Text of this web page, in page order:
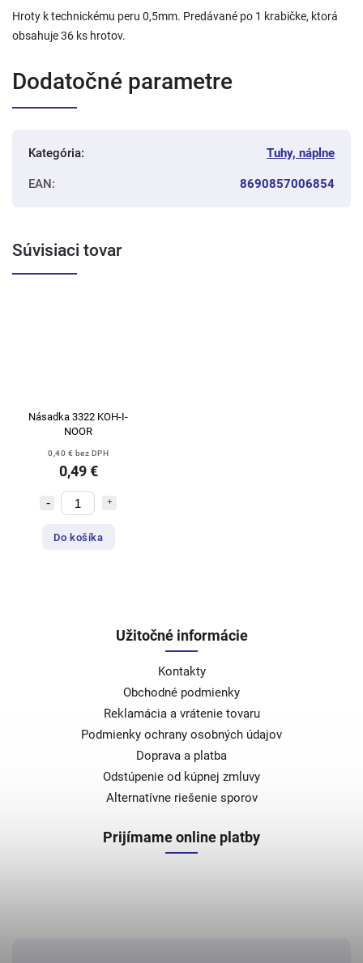
Hroty k technickému peru 0,5mm. Predávané po 1 krabičke, ktorá
obsahuje 36 ks hrotov.
Dodatočné parametre
Kategória: Tuhy, náplne
EAN: 8690857006854
Súvisiaci tovar
Násadka 3322 KOH-I-
NOOR
0,40 € bez DPH
0,49 €
Do košíka
Užitočné informácie
Kontakty
Obchodné podmienky
Reklamácia a vrátenie tovaru
Podmienky ochrany osobných údajov
Doprava a platba
Odstúpenie od kúpnej zmluvy
Alternatívne riešenie sporov
Prijímame online platby